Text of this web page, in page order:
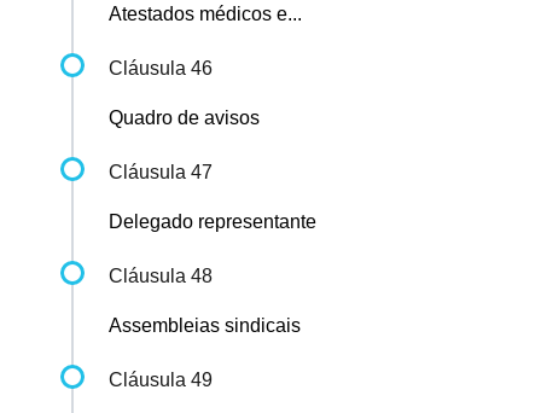
Atestados médicos e...
Cláusula 46
Quadro de avisos
Cláusula 47
Delegado representante
Cláusula 48
Assembleias sindicais
Cláusula 49